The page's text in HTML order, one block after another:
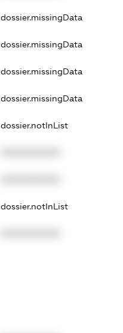
dossier.missingData
dossier.missingData
dossier.missingData
dossier.missingData
dossier.notInList
dossier.notInList